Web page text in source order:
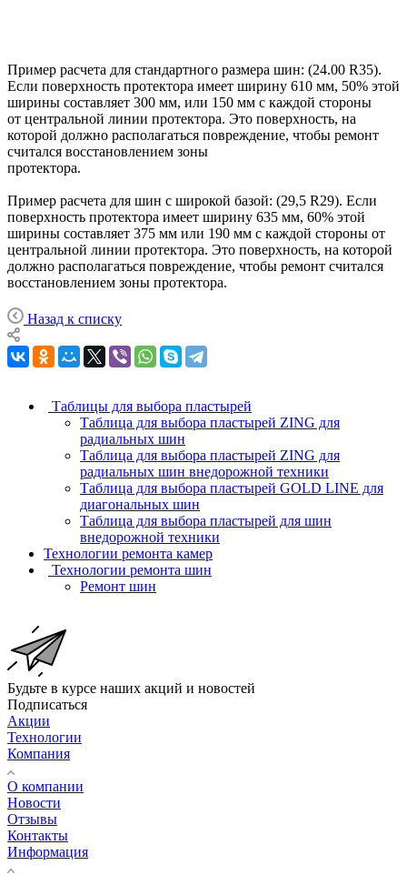
Пример расчета для стандартного размера шин: (24.00 R35).
Если поверхность протектора имеет ширину 610 мм, 50% этой
ширины составляет 300 мм, или 150 мм с каждой стороны
от центральной линии протектора. Это поверхность, на
которой должно располагаться повреждение, чтобы ремонт
считался восстановлением зоны
протектора.
Пример расчета для шин с широкой базой: (29,5 R29). Если
поверхность протектора имеет ширину 635 мм, 60% этой
ширины составляет 375 мм или 190 мм с каждой стороны от
центральной линии протектора. Это поверхность, на которой
должно располагаться повреждение, чтобы ремонт считался
восстановлением зоны протектора.
Назад к списку
Таблицы для выбора пластырей
Таблица для выбора пластырей ZING для
радиальных шин
Таблица для выбора пластырей ZING для
радиальных шин внедорожной техники
Таблица для выбора пластырей GOLD LINE для
диагональных шин
Таблица для выбора пластырей для шин
внедорожной техники
Технологии ремонта камер
Технологии ремонта шин
Ремонт шин
Будьте в курсе наших акций и новостей
Подписаться
Акции
Технологии
Компания
О компании
Новости
Отзывы
Контакты
Информация